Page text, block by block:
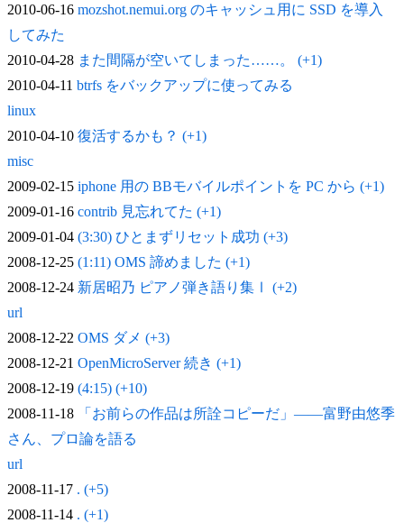
2010-06-16 mozshot.nemui.org のキャッシュ用に SSD を導入
してみた
2010-04-28 また間隔が空いてしまった……。 (+1)
2010-04-11 btrfs をバックアップに使ってみる
linux
2010-04-10 復活するかも？ (+1)
misc
2009-02-15 iphone 用の BBモバイルポイントを PC から (+1)
2009-01-16 contrib 見忘れてた (+1)
2009-01-04 (3:30) ひとまずリセット成功 (+3)
2008-12-25 (1:11) OMS 諦めました (+1)
2008-12-24 新居昭乃 ピアノ弾き語り集Ⅰ (+2)
url
2008-12-22 OMS ダメ (+3)
2008-12-21 OpenMicroServer 続き (+1)
2008-12-19 (4:15) (+10)
2008-11-18
「お前らの作品は所詮コピーだ」——富野由悠季
さん、プロ論を語る
url
2008-11-17 . (+5)
2008-11-14 . (+1)